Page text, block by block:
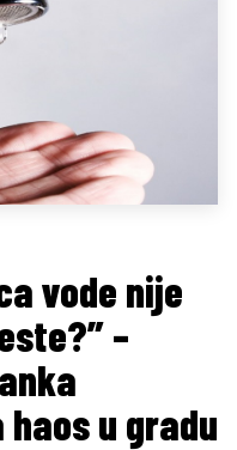
vode nije
–
u gradu